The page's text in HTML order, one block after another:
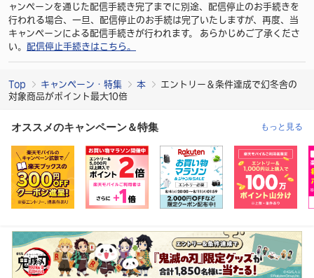
ャンペーンを通じた配信手続き完了までに別途、配信停止のお手続きを
行われる場合、一旦、配信停止のお手続は完了いたしますが、再度、当
キャンペーンによる配信手続きが行われます。 あらかじめご了承くださ
い。 配信停止手続きはこちら。
Top キャンペーン・特集 本
エントリー＆条件達成で幻冬舎の
対象商品がポイント最大10倍
オススメのキャンペーン＆特集 もっと見る